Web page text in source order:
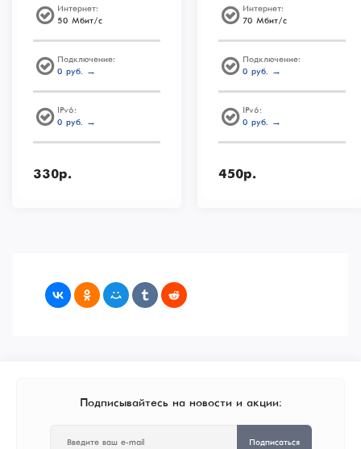
Интернет:
50 Мбит/с
Подключение:
0 руб. →
IPv6:
0 руб. →
330р.
Интернет:
70 Мбит/с
Подключение:
0 руб. →
IPv6:
0 руб. →
450р.
Подписывайтесь на новости и акции:
Подписаться